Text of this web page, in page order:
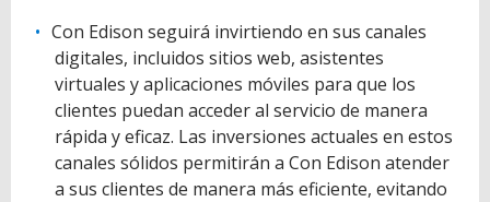
Con Edison seguirá invirtiendo en sus canales
digitales, incluidos sitios web, asistentes
virtuales y aplicaciones móviles para que los
clientes puedan acceder al servicio de manera
rápida y eficaz. Las inversiones actuales en estos
canales sólidos permitirán a Con Edison atender
a sus clientes de manera más eficiente, evitando